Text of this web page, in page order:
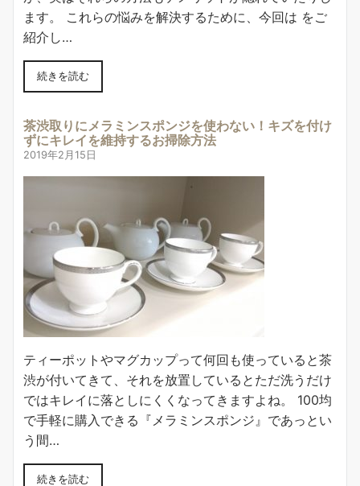
ます。 これらの悩みを解決するために、今回は をご
紹介し…
続きを読む
茶渋取りにメラミンスポンジを使わない！キズを付け
ずにキレイを維持するお掃除方法
2019年2月15日
ティーポットやマグカップって何回も使っていると茶
渋が付いてきて、それを放置しているとただ洗うだけ
ではキレイに落としにくくなってきますよね。 100均
で手軽に購入できる『メラミンスポンジ』であっとい
う間…
続きを読む